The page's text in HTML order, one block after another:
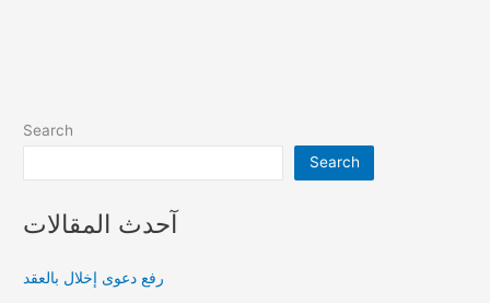
Search
Search
آحدث المقالات
رفع دعوى إخلال بالعقد